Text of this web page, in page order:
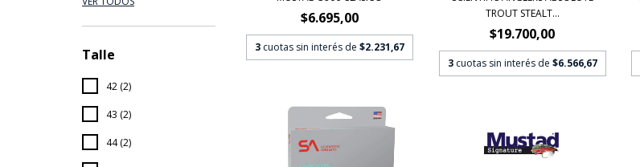
Talle
42 (2)
43 (2)
44 (2)
$6.695,00
3 cuotas sin interés de $2.231,67
TROUT STEALT...
$19.700,00
3 cuotas sin interés de $6.566,67